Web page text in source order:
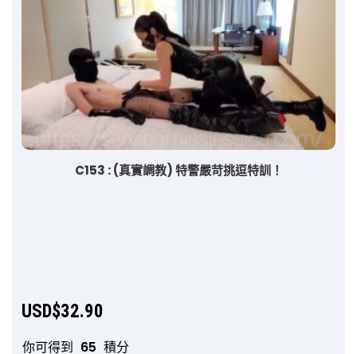
C153 : (真實調教) 特警嚴苛挑逗特訓！
USD$32.90
你可得到 65 積分